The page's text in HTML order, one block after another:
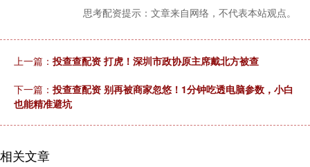
思考配资提示：文章来自网络，不代表本站观点。
上一篇： 投查查配资 打虎！深圳市政协原主席戴北方被查
下一篇： 投查查配资 别再被商家忽悠！1分钟吃透电脑参数，小白
也能精准避坑
相关文章